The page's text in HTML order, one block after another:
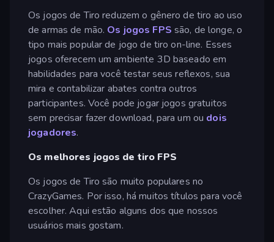
Os jogos de Tiro reduzem o gênero de tiro ao uso
de armas de mão. Os jogos FPS são, de longe, o
tipo mais popular de jogo de tiro on-line. Esses
jogos oferecem um ambiente 3D baseado em
habilidades para você testar seus reflexos, sua
mira e contabilizar abates contra outros
participantes. Você pode jogar jogos gratuitos
sem precisar fazer download, para um ou dois
jogadores.
Os melhores jogos de tiro FPS
Os jogos de Tiro são muito populares no
CrazyGames. Por isso, há muitos títulos para você
escolher. Aqui estão alguns dos que nossos
usuários mais gostam.